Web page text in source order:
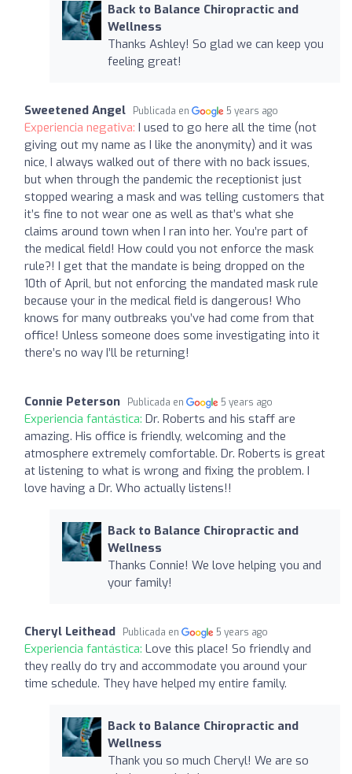
Back to Balance Chiropractic and
Wellness
Thanks Ashley! So glad we can keep you
feeling great!
Sweetened Angel Publicada en 5 years ago
Experiencia negativa: I used to go here all the time (not
giving out my name as I like the anonymity) and it was
nice, I always walked out of there with no back issues,
but when through the pandemic the receptionist just
stopped wearing a mask and was telling customers that
it’s fine to not wear one as well as that’s what she
claims around town when I ran into her. You’re part of
the medical field! How could you not enforce the mask
rule?! I get that the mandate is being dropped on the
10th of April, but not enforcing the mandated mask rule
because your in the medical field is dangerous! Who
knows for many outbreaks you’ve had come from that
office! Unless someone does some investigating into it
there’s no way I’ll be returning!
Connie Peterson Publicada en 5 years ago
Experiencia fantástica: Dr. Roberts and his staff are
amazing. His office is friendly, welcoming and the
atmosphere extremely comfortable. Dr. Roberts is great
at listening to what is wrong and fixing the problem. I
love having a Dr. Who actually listens!!
Back to Balance Chiropractic and
Wellness
Thanks Connie! We love helping you and
your family!
Cheryl Leithead Publicada en 5 years ago
Experiencia fantástica: Love this place! So friendly and
they really do try and accommodate you around your
time schedule. They have helped my entire family.
Back to Balance Chiropractic and
Wellness
Thank you so much Cheryl! We are so